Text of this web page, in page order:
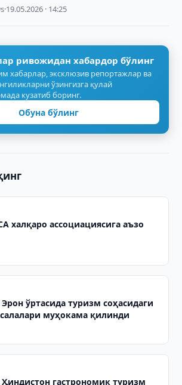
·19.05.2026 · 14:25
ривожидан хабардор бўлинг
хабарлар, эксклюзив репортажлар ва
ўзингизга қулай
кузатиб боринг.
Обуна бўлинг
халқаро ассоциациясига аъзо
ўртасида туризм соҳасидаги
муҳокама қилинди
Ҳиндистон гастрономик туризм